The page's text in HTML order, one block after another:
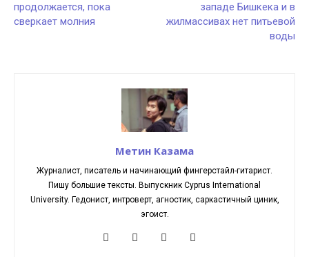
продолжается, пока
сверкает молния
западе Бишкека и в
жилмассивах нет питьевой
воды
Метин Казама
Журналист, писатель и начинающий фингерстайл-гитарист.
Пишу большие тексты. Выпускник Cyprus International
University. Гедонист, интроверт, агностик, саркастичный циник,
эгоист.